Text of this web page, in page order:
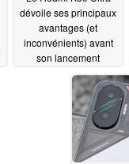
dévoile ses principaux
avantages (et
inconvénients) avant
son lancement
06/22/2025